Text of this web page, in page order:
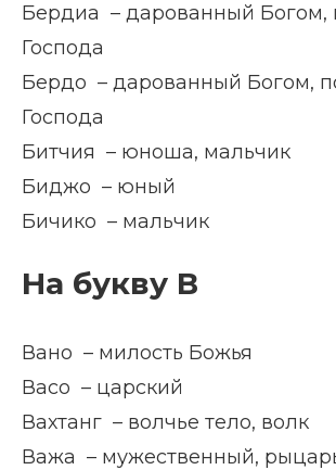
Бердиа – дарованный Богом,
Господа
Бердо – дарованный Богом,
Господа
Битчия – юноша, мальчик
Биджо – юный
Бичико – мальчик
На букву В
Вано – милость Божья
Васо – царский
Вахтанг – волчье тело, волк
Важа – мужественный,